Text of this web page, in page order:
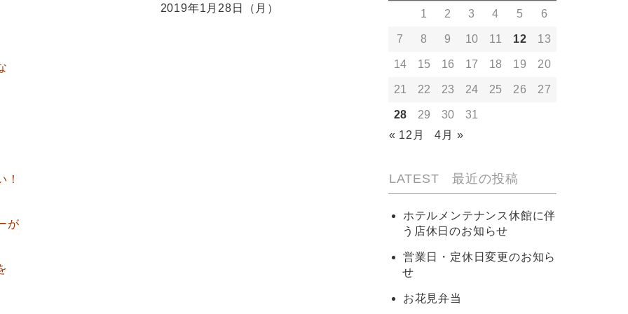
2019年1月28日（月）
！
が
1 2 3 4 5 6
7 8 9 10 11 12 13
14 15 16 17 18 19 20
21 22 23 24 25 26 27
28 29 30
31
« 12月
4月 »
LATEST 最近の投稿
ホテルメンテナンス休館に伴
う店休日のお知らせ
営業日・定休日変更のお知ら
せ
お花見弁当